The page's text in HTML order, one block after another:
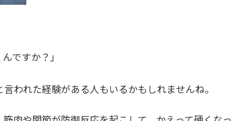
ですか？」
われた経験がある人もいるかもしれませんね。